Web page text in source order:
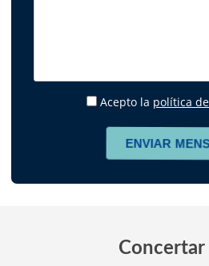
Acepto la política
Concertar